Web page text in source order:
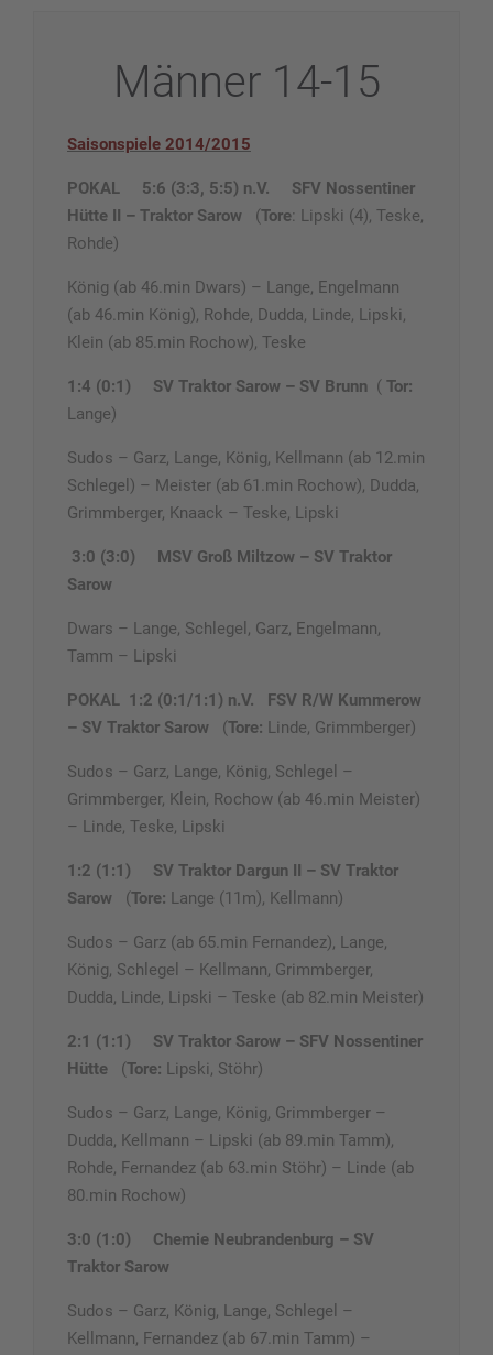
Männer 14-15
Saisonspiele 2014/2015
POKAL 5:6 (3:3, 5:5) n.V.
SFV Nossentiner
Hütte II – Traktor Sarow (Tore: Lipski (4), Teske,
Rohde)
König (ab 46.min Dwars) – Lange, Engelmann
(ab 46.min König), Rohde, Dudda, Linde, Lipski,
Klein (ab 85.min Rochow), Teske
1:4 (0:1) SV Traktor Sarow – SV Brunn ( Tor:
Lange)
Sudos – Garz, Lange, König, Kellmann (ab 12.min
Schlegel) – Meister (ab 61.min Rochow), Dudda,
Grimmberger, Knaack – Teske, Lipski
3:0 (3:0)
MSV Groß Miltzow – SV Traktor
Sarow
Dwars – Lange, Schlegel, Garz, Engelmann,
Tamm – Lipski
POKAL 1:2 (0:1/1:1) n.V.
FSV R/W Kummerow
– SV Traktor Sarow (Tore: Linde, Grimmberger)
Sudos – Garz, Lange, König, Schlegel –
Grimmberger, Klein, Rochow (ab 46.min Meister)
– Linde, Teske, Lipski
1:2 (1:1)
SV Traktor Dargun II – SV Traktor
Sarow (Tore: Lange (11m), Kellmann)
Sudos – Garz (ab 65.min Fernandez), Lange,
König, Schlegel – Kellmann, Grimmberger,
Dudda, Linde, Lipski – Teske (ab 82.min Meister)
2:1 (1:1)
SV Traktor Sarow – SFV Nossentiner
Hütte (Tore: Lipski, Stöhr)
Sudos – Garz, Lange, König, Grimmberger –
Dudda, Kellmann – Lipski (ab 89.min Tamm),
Rohde, Fernandez (ab 63.min Stöhr) – Linde (ab
80.min Rochow)
3:0 (1:0)
Chemie Neubrandenburg – SV
Traktor Sarow
Sudos – Garz, König, Lange, Schlegel –
Kellmann, Fernandez (ab 67.min Tamm) –